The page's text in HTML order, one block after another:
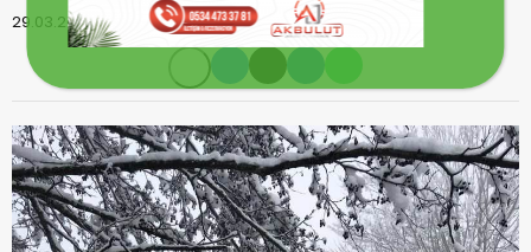
29.03.2023 17:29 Güncellenme :29.03.2023 17:31